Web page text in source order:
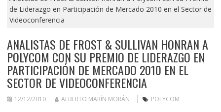
de Liderazgo en Participación de Mercado 2010 en el Sector de
Videoconferencia
ANALISTAS DE FROST & SULLIVAN HONRAN A
POLYCOM CON SU PREMIO DE LIDERAZGO EN
PARTICIPACIÓN DE MERCADO 2010 EN EL
SECTOR DE VIDEOCONFERENCIA
12/12/2010 ALBERTO MARÍN MORÁN POLYCOM